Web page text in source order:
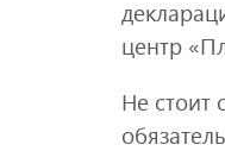
центр
Не стоит